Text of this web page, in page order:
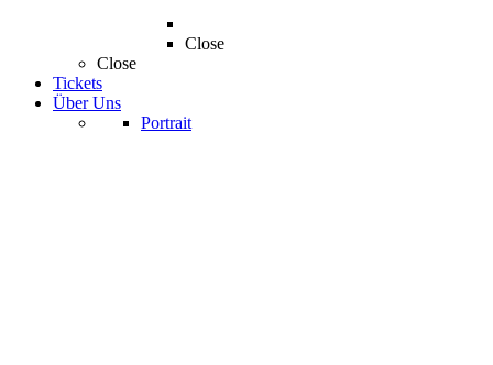
Close
Close
Tickets
Über Uns
Portrait